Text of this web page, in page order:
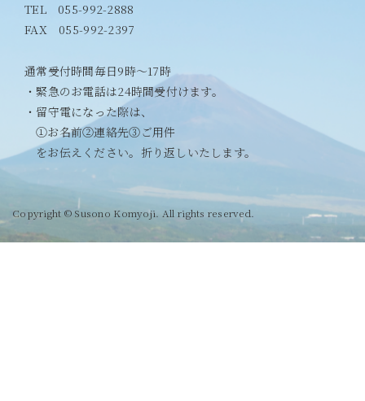
TEL 055-992-2888
FAX 055-992-2397
通常受付時間毎日9時〜17時
・緊急のお電話は24時間受付けます。
・留守電になった際は、
①お名前②連絡先③ご用件
をお伝えください。折り返しいたします。
Copyright © Susono Komyoji. All rights reserved.